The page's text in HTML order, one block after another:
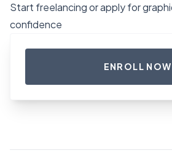
Start freelancing or apply for
confidence
ENROLL NOW